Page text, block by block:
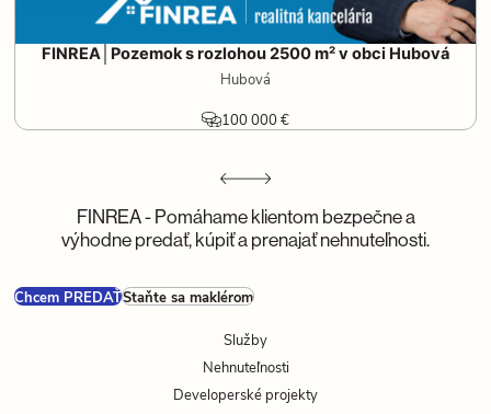
FINREA│Pozemok s rozlohou 2500 m² v obci Hubová
Hubová
100 000 €
FINREA - Pomáhame klientom bezpečne a
výhodne predať, kúpiť a prenajať nehnuteľnosti.
Chcem PREDAŤStaňte sa maklérom
Služby
Nehnuteľnosti
Developerské projekty